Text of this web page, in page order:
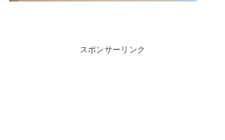
スポンサーリンク